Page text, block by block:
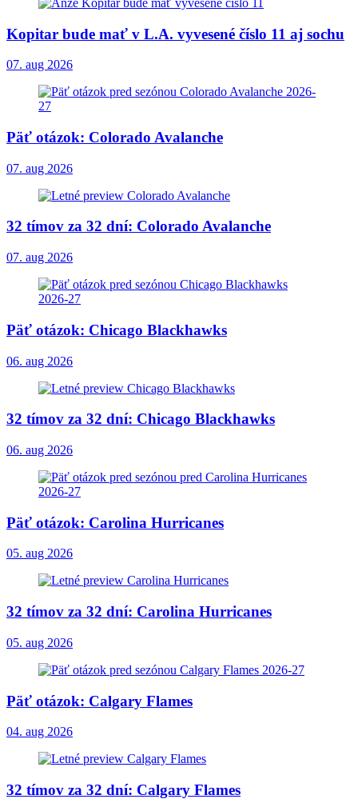
Kopitar bude mať v L.A. vyvesené číslo 11 aj sochu
07. aug 2026
Päť otázok: Colorado Avalanche
07. aug 2026
32 tímov za 32 dní: Colorado Avalanche
07. aug 2026
Päť otázok: Chicago Blackhawks
06. aug 2026
32 tímov za 32 dní: Chicago Blackhawks
06. aug 2026
Päť otázok: Carolina Hurricanes
05. aug 2026
32 tímov za 32 dní: Carolina Hurricanes
05. aug 2026
Päť otázok: Calgary Flames
04. aug 2026
32 tímov za 32 dní: Calgary Flames